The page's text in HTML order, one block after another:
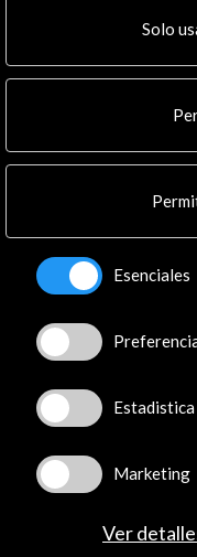
Residencias
Multimedia
Boletín digital
Logo y crédito a
Conecta
X (Twitter)
Instagram
LinkedIn
Youtube
Spotify
Flickr
TikTok
Solo
Esenciales
Estadistica
Marketing
Ver